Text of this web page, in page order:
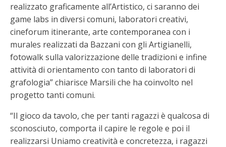
realizzato graficamente all’Artistico, ci saranno dei
game labs in diversi comuni, laboratori creativi,
cineforum itinerante, arte contemporanea con i
murales realizzati da Bazzani con gli Artigianelli,
fotowalk sulla valorizzazione delle tradizioni e infine
attività di orientamento con tanto di laboratori di
grafologia” chiarisce Marsili che ha coinvolto nel
progetto tanti comuni.
“Il gioco da tavolo, che per tanti ragazzi è qualcosa di
sconosciuto, comporta il capire le regole e poi il
realizzarsi Uniamo creatività e concretezza, i ragazzi